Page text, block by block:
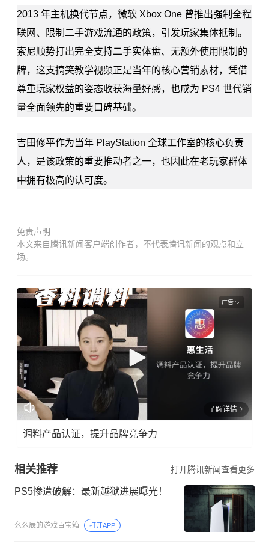
2013 年主机换代节点，微软 Xbox One 曾推出强制全程
联网、限制二手游戏流通的政策，引发玩家集体抵制。
索尼顺势打出完全支持二手实体盘、无额外使用限制的
牌，这支搞笑教学视频正是当年的核心营销素材，凭借
尊重玩家权益的姿态收获海量好感，也成为 PS4 世代销
量全面领先的重要口碑基础。
吉田修平作为当年 PlayStation 全球工作室的核心负责
人，是该政策的重要推动者之一，也因此在老玩家群体
中拥有极高的认可度。
免责声明
本文来自腾讯新闻客户端创作者，不代表腾讯新闻的观点和立
场。
广告
了解详情
调料产品认证，提升品牌竞争力
相关推荐 打开腾讯新闻查看更多
PS5惨遭破解：最新越狱进展曝光！
么么辰的游戏百宝箱 打开APP